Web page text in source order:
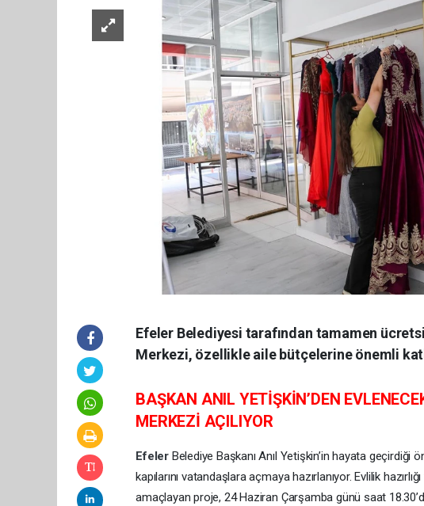
Efeler Belediyesi tarafından tamamen
Merkezi, özellikle aile bütçelerine önemli
BAŞKAN ANIL YETİŞKİN’DEN
MERKEZİ AÇILIYOR
Efeler Belediye Başkanı Anıl Yetişkin’in hayata
kapılarını vatandaşlara açmaya hazırlanıyor. Evlilik
amaçlayan proje, 24 Haziran Çarşamba günü saat